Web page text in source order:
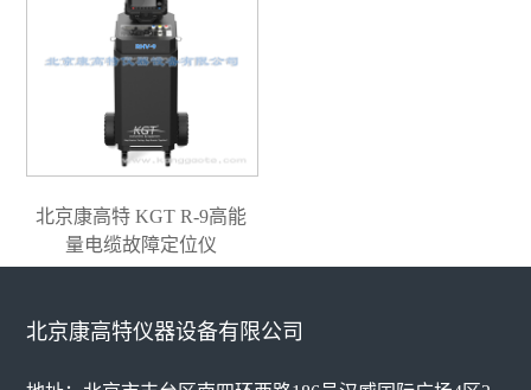
北京康高特 KGT R-9高能
量电缆故障定位仪
北京康高特仪器设备有限公司